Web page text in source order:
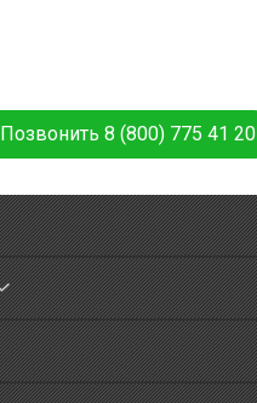
Позвонить 8 (800) 775 41 20